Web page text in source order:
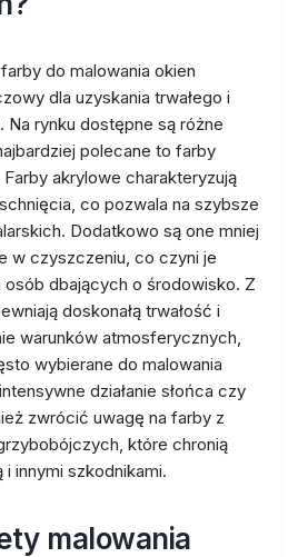
do malowania okien
dla uzyskania trwałego i
rynku dostępne są różne
polecane to farby
akrylowe charakteryzują
co pozwala na szybsze
Dodatkowo są one mniej
w czyszczeniu, co czyni je
dbających o środowisko. Z
doskonałą trwałość i
warunków atmosferycznych,
wybierane do malowania
działanie słońca czy
zwrócić uwagę na farby z
które chronią
innymi szkodnikami.
malowania